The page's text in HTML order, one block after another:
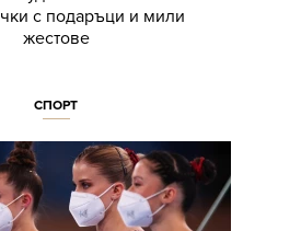
с подаръци и мили
жестове
СПОРТ